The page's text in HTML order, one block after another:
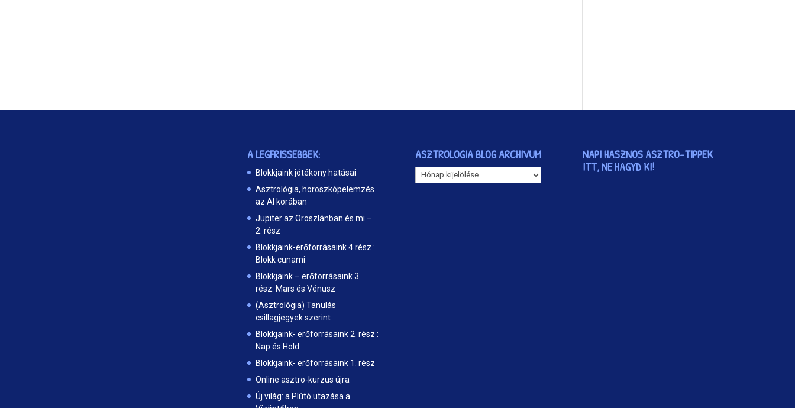
A LEGFRISSEBBEK:
Blokkjaink jótékony hatásai
Asztrológia, horoszkópelemzés
az AI korában
Jupiter az Oroszlánban és mi –
2. rész
Blokkjaink-erőforrásaink 4.rész :
Blokk cunami
Blokkjaink – erőforrásaink 3.
rész: Mars és Vénusz
(Asztrológia) Tanulás
csillagjegyek szerint
Blokkjaink- erőforrásaink 2. rész :
Nap és Hold
Blokkjaink- erőforrásaink 1. rész
Online asztro-kurzus újra
Új világ: a Plútó utazása a
ASZTROLOGIA BLOG ARCHIVUM
ASZTROLOGIA
BLOG
NAPI HASZNOS ASZTRO-TIPPEK
ITT, NE HAGYD KI!